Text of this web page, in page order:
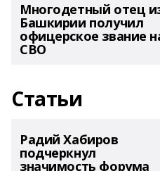
Многодетный отец
Башкирии получил
офицерское звание
СВО
Статьи
Радий Хабиров
подчеркнул
значимость форума